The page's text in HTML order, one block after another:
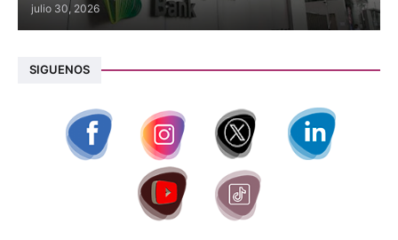
julio 30, 2026
SIGUENOS